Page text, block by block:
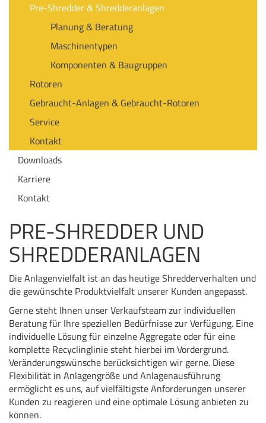
Pre-Shredder & Shredderanlagen
Planung & Beratung
Maschinentypen
Komponenten & Baugruppen
Rotoren
Gebraucht-Anlagen & Gebraucht-Rotoren
Service
Kontakt
Downloads
Karriere
Kontakt
PRE-SHREDDER UND
SHREDDERANLAGEN
Die Anlagenvielfalt ist an das heutige Shredderverhalten und
die gewünschte Produktvielfalt unserer Kunden angepasst.
Gerne steht Ihnen unser Verkaufsteam zur individuellen
Beratung für Ihre speziellen Bedürfnisse zur Verfügung. Eine
individuelle Lösung für einzelne Aggregate oder für eine
komplette Recyclinglinie steht hierbei im Vordergrund.
Veränderungswünsche berücksichtigen wir gerne. Diese
Flexibilität in Anlagengröße und Anlagenausführung
ermöglicht es uns, auf vielfältigste Anforderungen unserer
Kunden zu reagieren und eine optimale Lösung anbieten zu
können.